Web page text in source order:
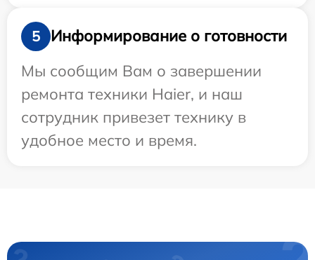
5
Информирование о готовности
Мы сообщим Вам о завершении
ремонта техники Haier, и наш
сотрудник привезет технику в
удобное место и время.